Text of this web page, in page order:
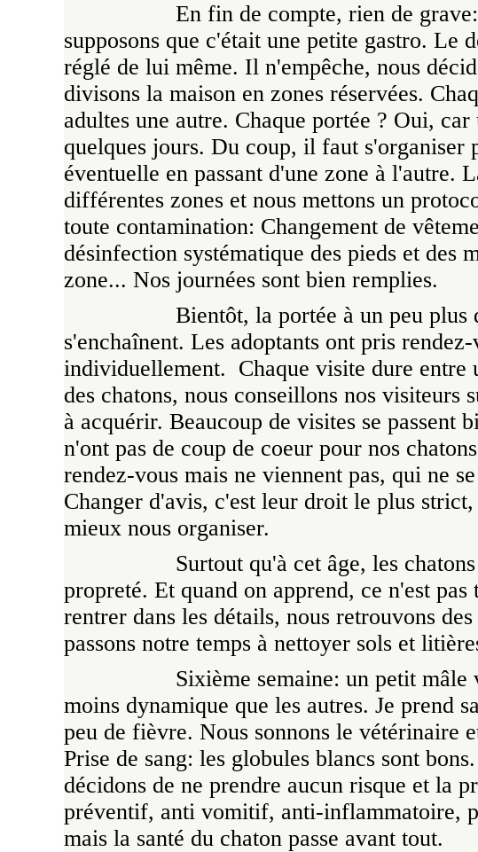
En fin de compte, rien de
supposons que c'était une petite gastro. Le
réglé de lui même. Il n'empêche, nous
divisons la maison en zones réservées.
adultes une autre. Chaque portée ? Oui,
quelques jours. Du coup, il faut s'organiser
éventuelle en passant d'une zone à l'autre.
différentes zones et nous mettons un
toute contamination: Changement de
désinfection systématique des pieds et des
zone... Nos journées sont bien remplies.
Bientôt, la portée à un peu plus
s'enchaînent. Les adoptants ont pris
individuellement. Chaque visite dure entre
des chatons, nous conseillons nos
à acquérir. Beaucoup de visites se passent
n'ont pas de coup de coeur pour nos
rendez-vous mais ne viennent pas, qui ne
Changer d'avis, c'est leur droit le plus
mieux nous organiser.
Surtout qu'à cet âge, les
propreté. Et quand on apprend, ce n'est
rentrer dans les détails, nous retrouvons
passons notre temps à nettoyer sols et
Sixième semaine: un petit
moins dynamique que les autres. Je prend
peu de fièvre. Nous sonnons le vétérinaire
Prise de sang: les globules blancs sont
décidons de ne prendre aucun risque et la
préventif, anti vomitif, anti-inflammatoire,
mais la santé du chaton passe avant tout.